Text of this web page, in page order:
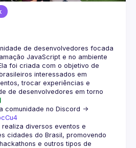
de desenvolvedores focada
JavaScript e no ambiente
foi criada com o objetivo de
interessados em
trocar experiências e
de desenvolvedores em torno
comunidade no Discord ->
realiza diversos eventos e
cidades do Brasil, promovendo
e outros tipos de